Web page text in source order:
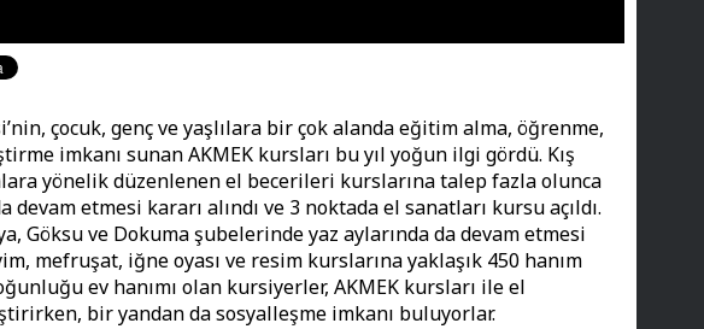
çocuk, genç ve yaşlılara bir çok alanda eğitim alma, öğrenme,
imkanı sunan AKMEK kursları bu yıl yoğun ilgi gördü. Kış
yönelik düzenlenen el becerileri kurslarına talep fazla olunca
devam etmesi kararı alındı ve 3 noktada el sanatları kursu açıldı.
Göksu ve Dokuma şubelerinde yaz aylarında da devam etmesi
mefruşat, iğne oyası ve resim kurslarına yaklaşık 450 hanım
ev hanımı olan kursiyerler, AKMEK kursları ile el
bir yandan da sosyalleşme imkanı buluyorlar.